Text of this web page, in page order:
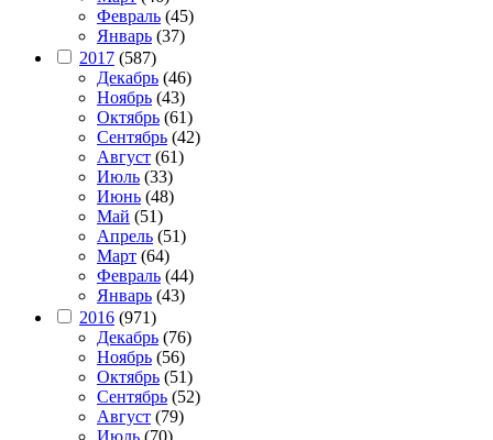
Февраль (45)
Январь (37)
2017 (587)
Декабрь (46)
Ноябрь (43)
Октябрь (61)
Сентябрь (42)
Август (61)
Июль (33)
Июнь (48)
Май (51)
Апрель (51)
Март (64)
Февраль (44)
Январь (43)
2016 (971)
Декабрь (76)
Ноябрь (56)
Октябрь (51)
Сентябрь (52)
Август (79)